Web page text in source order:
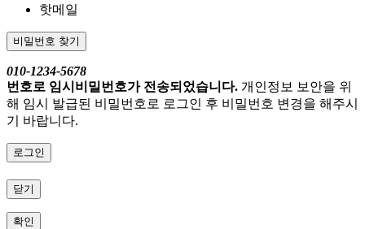
핫메일
비밀번호 찾기
010-1234-5678
번호로 임시비밀번호가 전송되었습니다. 개인정보 보안을 위
해 임시 발급된 비밀번호로 로그인 후 비밀번호 변경을 해주시
기 바랍니다.
로그인
닫기
확인